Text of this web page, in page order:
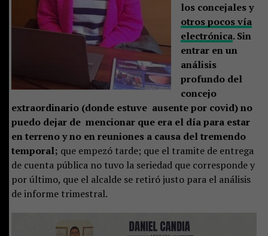
los concejales y
otros pocos vía
electrónica. Sin
entrar en un
análisis
profundo del
concejo
extraordinario (donde estuve ausente por covid) no
puedo dejar de mencionar que era el día para estar
en terreno y no en reuniones a causa del tremendo
temporal; que empezó tarde; que el tramite de entrega
de cuenta pública no tuvo la seriedad que corresponde y
por último, que el alcalde se retiró justo para el análisis
de informe trimestral.